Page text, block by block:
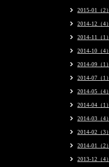
2015-01（2）
2014-12（4）
2014-11（1）
2014-10（4）
2014-09（1）
2014-07（1）
2014-05（4）
2014-04（1）
2014-03（4）
2014-02（3）
2014-01（2）
2013-12（4）